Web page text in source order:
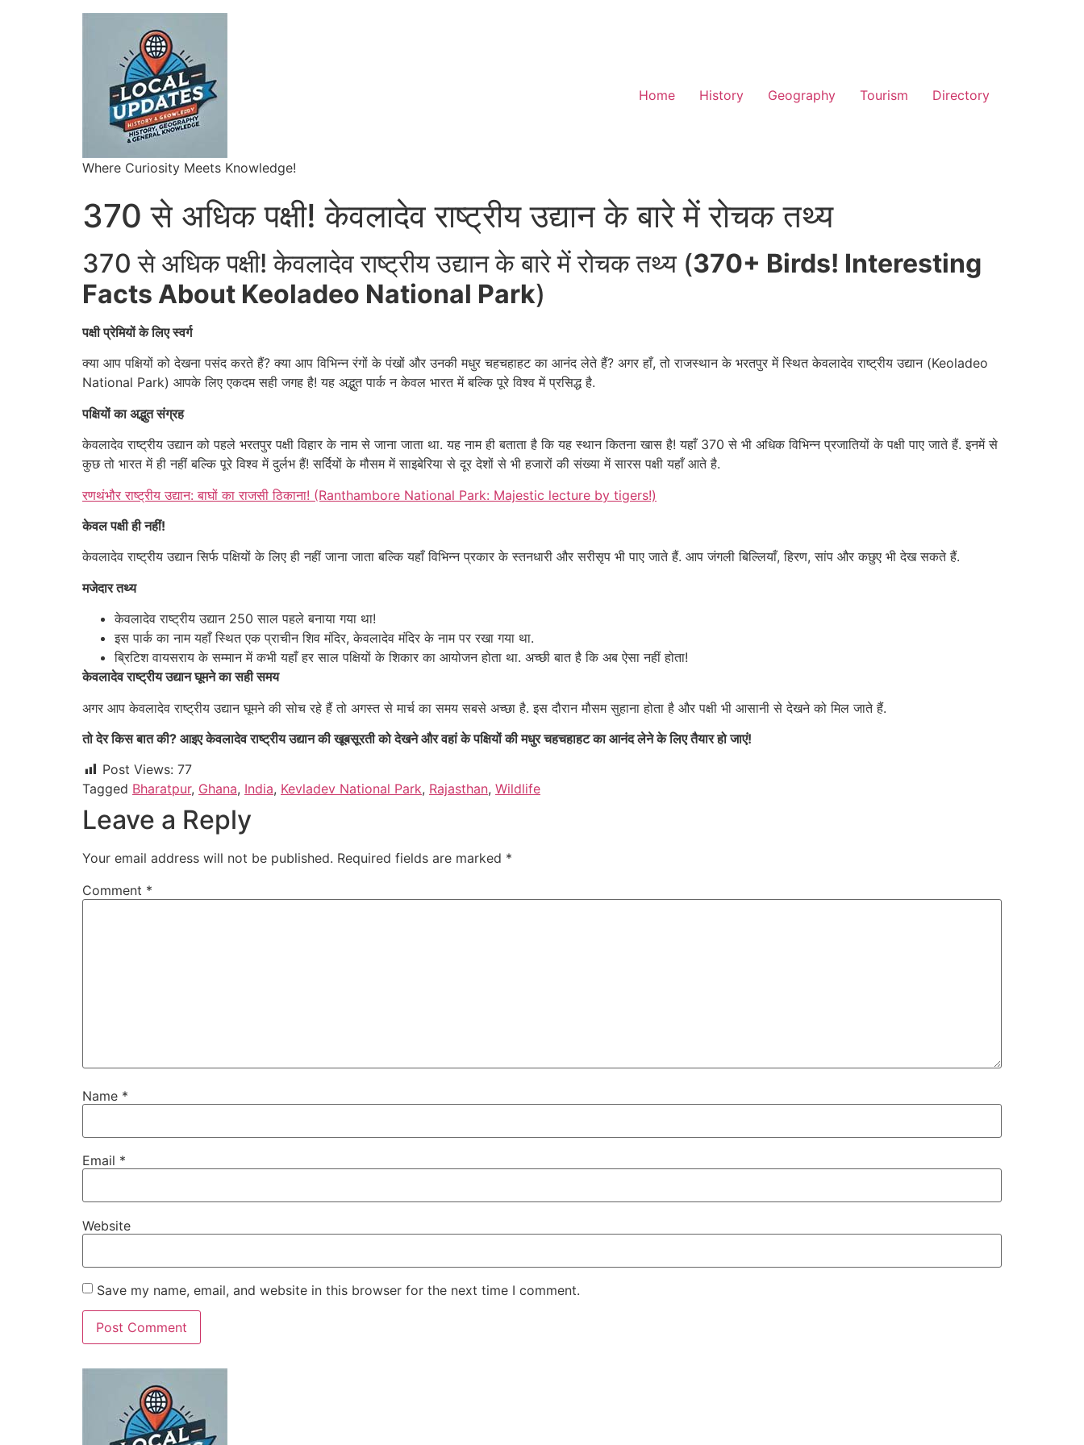
Where Curiosity Meets Knowledge!
Home History Geography Tourism Directory
370 से अधिक पक्षी! केवलादेव राष्ट्रीय उद्यान के बारे में रोचक तथ्य
370 से अधिक पक्षी! केवलादेव राष्ट्रीय उद्यान के बारे में रोचक तथ्य (370+ Birds! Interesting
Facts About Keoladeo National Park)
पक्षी प्रेमियों के लिए स्वर्ग
क्या आप पक्षियों को देखना पसंद करते हैं? क्या आप विभिन्न रंगों के पंखों और उनकी मधुर चहचहाहट का आनंद लेते हैं? अगर हाँ, तो राजस्थान के भरतपुर में स्थित केवलादेव राष्ट्रीय उद्यान (Keoladeo
National Park) आपके लिए एकदम सही जगह है! यह अद्भुत पार्क न केवल भारत में बल्कि पूरे विश्व में प्रसिद्ध है.
पक्षियों का अद्भुत संग्रह
केवलादेव राष्ट्रीय उद्यान को पहले भरतपुर पक्षी विहार के नाम से जाना जाता था. यह नाम ही बताता है कि यह स्थान कितना खास है! यहाँ 370 से भी अधिक विभिन्न प्रजातियों के पक्षी पाए जाते हैं. इनमें से
कुछ तो भारत में ही नहीं बल्कि पूरे विश्व में दुर्लभ हैं! सर्दियों के मौसम में साइबेरिया से दूर देशों से भी हजारों की संख्या में सारस पक्षी यहाँ आते है.
रणथंभौर राष्ट्रीय उद्यान: बाघों का राजसी ठिकाना! (Ranthambore National Park: Majestic lecture by tigers!)
केवल पक्षी ही नहीं!
केवलादेव राष्ट्रीय उद्यान सिर्फ पक्षियों के लिए ही नहीं जाना जाता बल्कि यहाँ विभिन्न प्रकार के स्तनधारी और सरीसृप भी पाए जाते हैं. आप जंगली बिल्लियाँ, हिरण, सांप और कछुए भी देख सकते हैं.
मजेदार तथ्य
केवलादेव राष्ट्रीय उद्यान 250 साल पहले बनाया गया था!
इस पार्क का नाम यहाँ स्थित एक प्राचीन शिव मंदिर, केवलादेव मंदिर के नाम पर रखा गया था.
ब्रिटिश वायसराय के सम्मान में कभी यहाँ हर साल पक्षियों के शिकार का आयोजन होता था. अच्छी बात है कि अब ऐसा नहीं होता!
केवलादेव राष्ट्रीय उद्यान घूमने का सही समय
अगर आप केवलादेव राष्ट्रीय उद्यान घूमने की सोच रहे हैं तो अगस्त से मार्च का समय सबसे अच्छा है. इस दौरान मौसम सुहाना होता है और पक्षी भी आसानी से देखने को मिल जाते हैं.
तो देर किस बात की? आइए केवलादेव राष्ट्रीय उद्यान की खूबसूरती को देखने और वहां के पक्षियों की मधुर चहचहाहट का आनंद लेने के लिए तैयार हो जाएं!
Post Views: 77
Tagged Bharatpur, Ghana, India, Kevladev National Park, Rajasthan, Wildlife
Leave a Reply
Your email address will not be published. Required fields are marked *
Comment *
Name *
Email *
Website
Save my name, email, and website in this browser for the next time I comment.